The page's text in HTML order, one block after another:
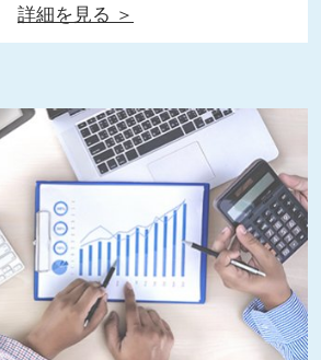
詳細を見る ＞